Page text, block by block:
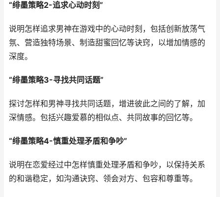
“绯墨策略2-追求心动时刻”
说明怎样追求男神在游戏中的心动时刻，包括创新放荡气
氛、营造独特场景、制造甜蜜回忆等诀窍，以增加情感的
深度。
“绯墨策略3-寻找共同话题”
探讨怎样和男神寻找共同话题，增进彼此之间的了解，加
深情感。包括兴趣爱慕的相似点、共同故事的回忆等。
“绯墨策略4-慎重处理矛盾和争吵”
说明在恋爱经过中怎样慎重处理矛盾和争吵，以保持关系
的和谐稳定，如沟通诀窍、领会对方、包容和尊重等。